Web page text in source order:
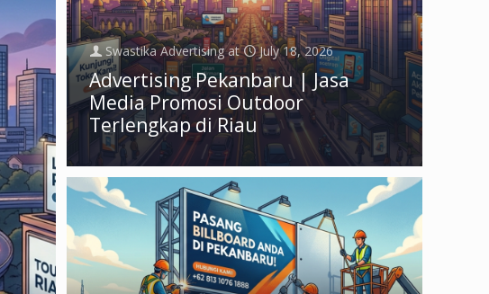
Swastika Advertising at July 18, 2026
Advertising Pekanbaru | Jasa
Media Promosi Outdoor
Terlengkap di Riau